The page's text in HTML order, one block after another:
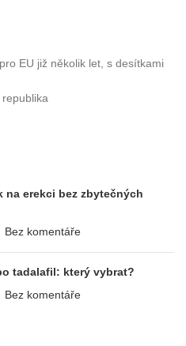
EU již několik let, s desítkami
na erekci bez zbytečných
Bez komentáře
tadalafil: který vybrat?
Bez komentáře